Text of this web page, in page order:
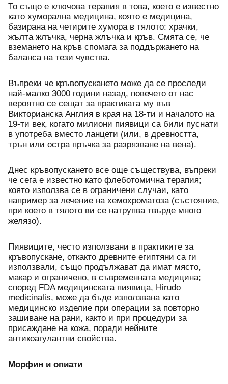
То също е ключова терапия в това, което е известно
като хуморална медицина, която е медицина,
базирана на четирите хумора в тялото: храчки,
жълта жлъчка, черна жлъчка и кръв. Смята се, че
вземането на кръв спомага за поддържането на
баланса на тези чувства.
Въпреки че кръвопускането може да се проследи
най-малко 3000 години назад, повечето от нас
вероятно се сещат за практиката му във
Викторианска Англия в края на 18-ти и началото на
19-ти век, когато милиони пиявици са били пуснати
в употреба вместо ланцети (или, в древността,
трън или остра пръчка за разрязване на вена).
Днес кръвопускането все още съществува, въпреки
че сега е известно като флеботомична терапия;
която използва се в ограничени случаи, като
например за лечение на хемохроматоза (състояние,
при което в тялото ви се натрупва твърде много
желязо).
Пиявиците, често използвани в практиките за
кръвопускане, откакто древните египтяни са ги
използвали, също продължават да имат място,
макар и ограничено, в съвременната медицина;
според FDA медицинската пиявица, Hirudo
medicinalis, може да бъде използвана като
медицинско изделие при операции за повторно
зашиване на рани, както и при процедури за
присаждане на кожа, поради нейните
антикоагулантни свойства.
Морфин и опиати